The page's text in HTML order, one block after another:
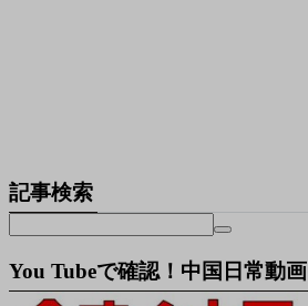
記事検索
You Tubeで確認！中国日常動画